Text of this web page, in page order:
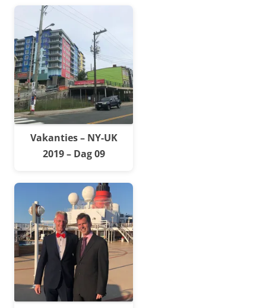
Vakanties – NY-UK
2019 – Dag 09